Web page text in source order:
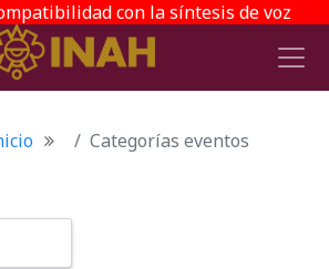
con la síntesis de voz
Categorías eventos